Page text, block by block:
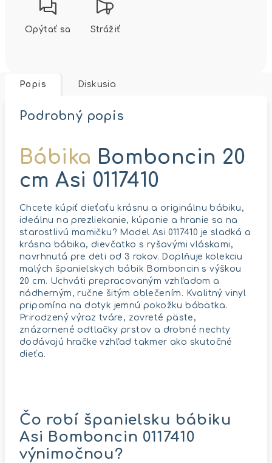
Opýtať sa Strážiť
Popis Diskusia
Podrobný popis
Bábika Bomboncin 20
cm Asi 0117410
Chcete kúpiť dieťaťu krásnu a originálnu bábiku,
ideálnu na prezliekanie, kúpanie a hranie sa na
starostlivú mamičku? Model Asi 0117410 je sladká a
krásna bábika, dievčatko s ryšavými vláskami,
navrhnutá pre deti od 3 rokov. Doplňuje kolekciu
malých španielskych bábik Bomboncin s výškou
20 cm. Uchváti prepracovaným vzhľadom a
nádherným, ručne šitým oblečením. Kvalitný vinyl
pripomína na dotyk jemnú pokožku bábätka.
Prirodzený výraz tváre, zovreté päste,
znázornené odtlačky prstov a drobné nechty
dodávajú hračke vzhľad takmer ako skutočné
dieťa.
Čo robí španielsku bábiku
Asi Bomboncin 0117410
výnimočnou?